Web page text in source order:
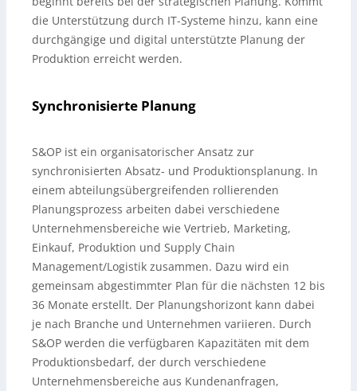
die Unterstützung durch IT-Systeme hinzu, kann eine
durchgängige und digital unterstützte Planung der
Produktion erreicht werden.
Synchronisierte Planung
S&OP ist ein organisatorischer Ansatz zur
synchronisierten Absatz- und Produktionsplanung. In
einem abteilungsübergreifenden rollierenden
Planungsprozess arbeiten dabei verschiedene
Unternehmensbereiche wie Vertrieb, Marketing,
Einkauf, Produktion und Supply Chain
Management/Logistik zusammen. Dazu wird ein
gemeinsam abgestimmter Plan für die nächsten 12 bis
36 Monate erstellt. Der Planungshorizont kann dabei
je nach Branche und Unternehmen variieren. Durch
S&OP werden die verfügbaren Kapazitäten mit dem
Produktionsbedarf, der durch verschiedene
Unternehmensbereiche aus Kundenanfragen,